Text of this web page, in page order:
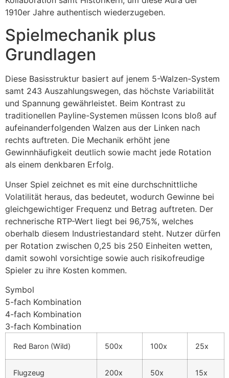
panel
panel
panel
panel
panel
panel
panel
panel
panel
panel
panel
panel
panel
panel
panel
Panel
1910er Jahre authentisch wiederzugeben.
Spielmechanik plus
Grundlagen
Diese Basisstruktur basiert auf jenem 5-Walzen-System
samt 243 Auszahlungswegen, das höchste Variabilität
und Spannung gewährleistet. Beim Kontrast zu
traditionellen Payline-Systemen müssen Icons bloß auf
aufeinanderfolgenden Walzen aus der Linken nach
rechts auftreten. Die Mechanik erhöht jene
Gewinnhäufigkeit deutlich sowie macht jede Rotation
als einem denkbaren Erfolg.
Unser Spiel zeichnet es mit eine durchschnittliche
Volatilität heraus, das bedeutet, wodurch Gewinne bei
gleichgewichtiger Frequenz und Betrag auftreten. Der
rechnerische RTP-Wert liegt bei 96,75%, welches
oberhalb diesem Industriestandard steht. Nutzer dürfen
per Rotation zwischen 0,25 bis 250 Einheiten wetten,
damit sowohl vorsichtige sowie auch risikofreudige
Spieler zu ihre Kosten kommen.
Symbol
5-fach Kombination
4-fach Kombination
3-fach Kombination
Red Baron (Wild) 500x 100x 25x
Flugzeug 200x 50x 15x